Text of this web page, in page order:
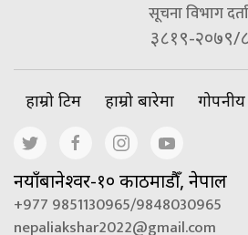
सूचना विभाग
३८१९-२०७९/
हाम्रो टिम हाम्रो बारेमा
नयाँबानेश्वर-१० काठमाडौँ, नेपाल
+977 9851130965/9848030965
nepaliakshar2022@gmail.com